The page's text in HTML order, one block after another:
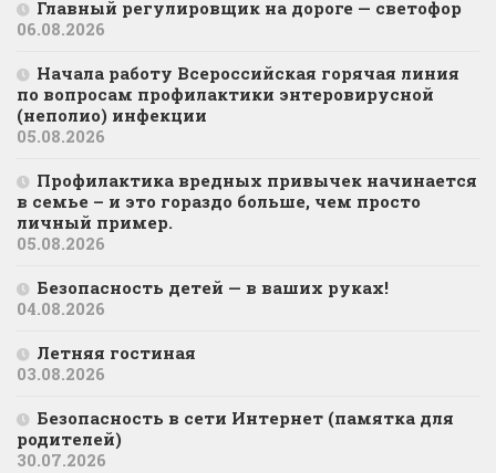
Главный регулировщик на дороге — светофор
06.08.2026
Начала работу Всероссийская горячая линия
по вопросам профилактики энтеровирусной
(неполио) инфекции
05.08.2026
Профилактика вредных привычек начинается
в семье – и это гораздо больше, чем просто
личный пример.
05.08.2026
Безопасность детей — в ваших руках!
04.08.2026
Летняя гостиная
03.08.2026
Безопасность в сети Интернет (памятка для
родителей)
30.07.2026